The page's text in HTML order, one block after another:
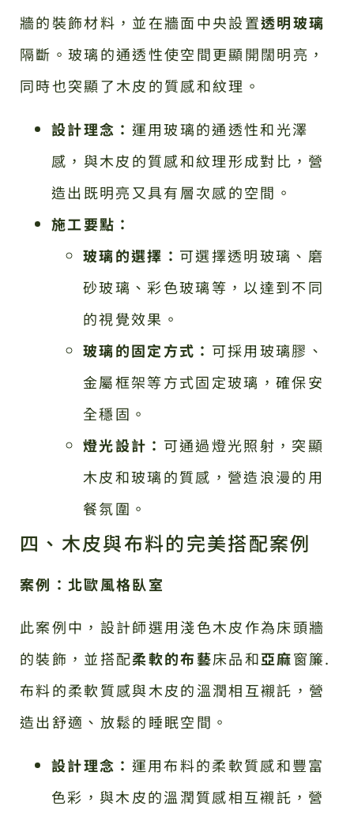
牆的裝飾材料，並在牆面中央設置透明玻璃
隔斷。玻璃的通透性使空間更顯開闊明亮，
同時也突顯了木皮的質感和紋理。
設計理念： 運用玻璃的通透性和光澤
感，與木皮的質感和紋理形成對比，營
造出既明亮又具有層次感的空間。
施工要點：
玻璃的選擇： 可選擇透明玻璃、磨
砂玻璃、彩色玻璃等，以達到不同
的視覺效果。
玻璃的固定方式： 可採用玻璃膠、
金屬框架等方式固定玻璃，確保安
全穩固。
燈光設計： 可通過燈光照射，突顯
木皮和玻璃的質感，營造浪漫的用
餐氛圍。
四、木皮與布料的完美搭配案例
案例：北歐風格臥室
此案例中，設計師選用淺色木皮作為床頭牆
的裝飾，並搭配柔軟的布藝床品和亞麻窗簾.
布料的柔軟質感與木皮的溫潤相互襯託，營
造出舒適、放鬆的睡眠空間。
設計理念： 運用布料的柔軟質感和豐富
色彩，與木皮的溫潤質感相互襯託，營